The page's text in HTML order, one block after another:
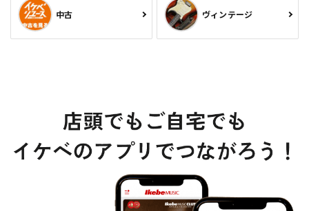
中古 ヴィンテージ